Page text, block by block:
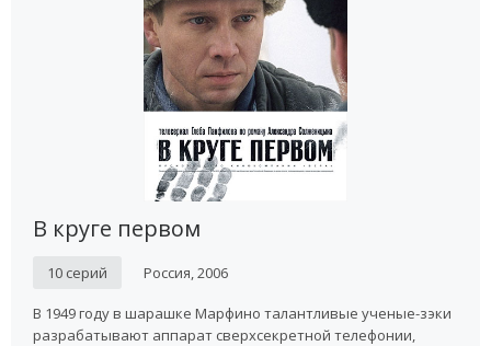
В круге первом
10 серий Россия, 2006
В 1949 году в шарашке Марфино талантливые ученые-зэки
разрабатывают аппарат сверхсекретной телефонии,